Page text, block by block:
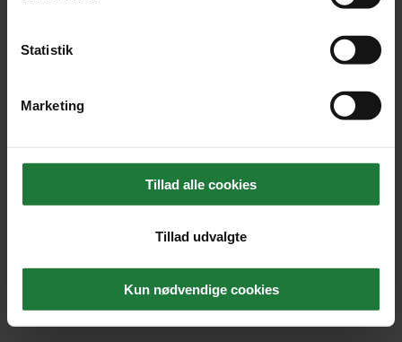
Statistik
Marketing
Tillad alle cookies
Tillad udvalgte
Kun nødvendige cookies